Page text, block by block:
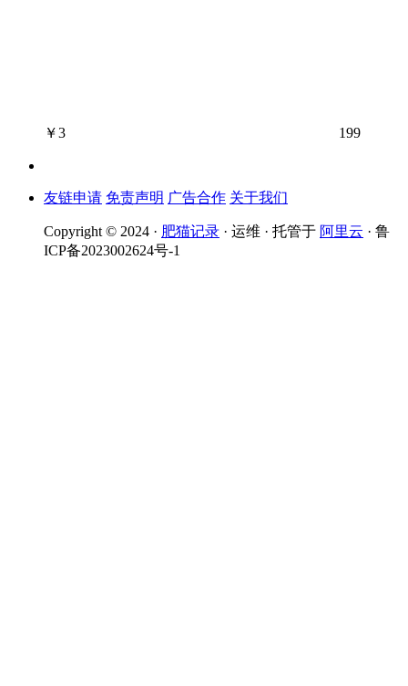
￥3 199
友链申请 免责声明 广告合作 关于我们
Copyright © 2024 · 肥猫记录 · 运维 · 托管于 阿里云 · 鲁
ICP备2023002624号-1